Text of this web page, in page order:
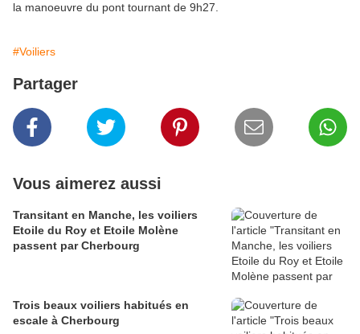
la manoeuvre du pont tournant de 9h27.
#Voiliers
Partager
Vous aimerez aussi
Transitant en Manche, les voiliers
Etoile du Roy et Etoile Molène
passent par Cherbourg
Trois beaux voiliers habitués en
escale à Cherbourg